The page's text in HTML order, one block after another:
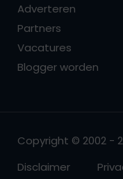
Adverteren
Partners
Vacatures
Blogger worden
Copyright © 2002 -
Disclaimer